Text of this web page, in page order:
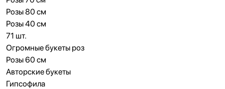
Розы 80 см
Розы 40 см
71 шт.
Огромные букеты роз
Розы 60 см
Авторские букеты
Гипсофила